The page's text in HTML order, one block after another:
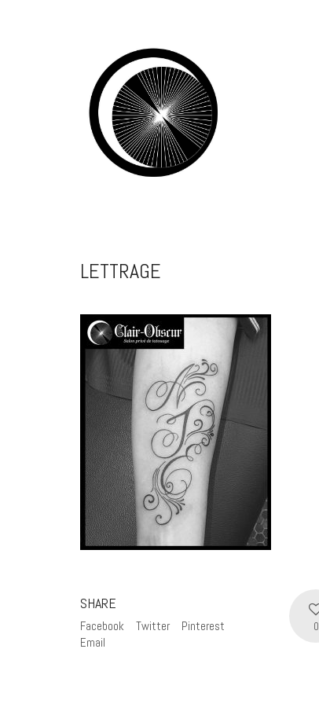
LETTRAGE
0
SHARE
Facebook Twitter
Pinterest
Email